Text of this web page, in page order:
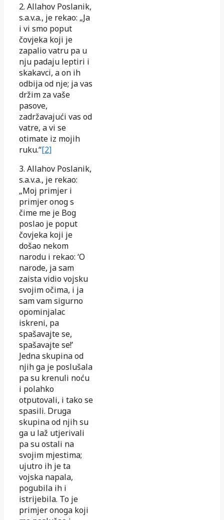
2. Allahov Poslanik,
s.a.v.a., je rekao: „Ja
i vi smo poput
čovjeka koji je
zapalio vatru pa u
nju padaju leptiri i
skakavci, a on ih
odbija od nje; ja vas
držim za vaše
pasove,
zadržavajući vas od
vatre, a vi se
otimate iz mojih
ruku.“[2]
3. Allahov Poslanik,
s.a.v.a., je rekao:
„Moj primjer i
primjer onog s
čime me je Bog
poslao je poput
čovjeka koji je
došao nekom
narodu i rekao: ‘O
narode, ja sam
zaista vidio vojsku
svojim očima, i ja
sam vam sigurno
opominjalac
iskreni, pa
spašavajte se,
spašavajte se!’
Jedna skupina od
njih ga je poslušala
pa su krenuli noću
i polahko
otputovali, i tako se
spasili. Druga
skupina od njih su
ga u laž utjerivali
pa su ostali na
svojim mjestima;
ujutro ih je ta
vojska napala,
pogubila ih i
istrijebila. To je
primjer onoga koji